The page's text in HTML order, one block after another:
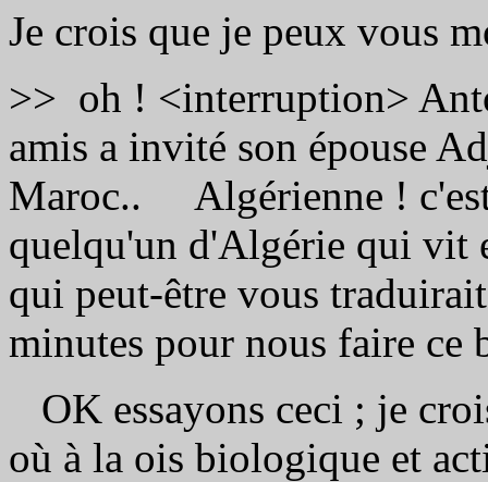
Je crois que je peux vous
>> oh ! <interruption>
amis a invité son épouse
Maroc.. Algérienne ! c'est
quelqu'un d'Algérie qui vit
qui peut-être vous
minutes pour nous faire ce
OK essayons ceci ; je
où à la ois biologique et